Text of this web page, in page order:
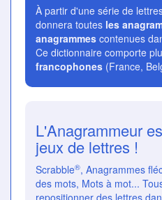
À partir d'une série de
donnera toutes les
anagrammes contenues
Ce dictionnaire comporte
francophones (France,
L'Anagrammeur
jeux de lettres !
Scrabble®, Anagrammes
des mots, Mots à mot...